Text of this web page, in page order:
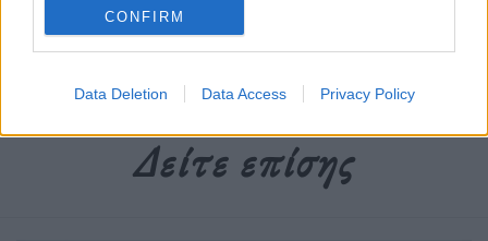
CONFIRM
Data Deletion Data Access Privacy Policy
Δείτε επίσης